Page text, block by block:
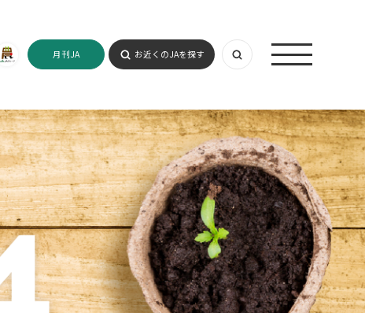
月刊JA お近くのJAを探す